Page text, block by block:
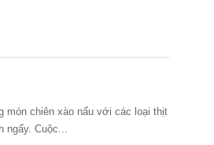
món chiên xào nấu với các loại thịt
Cuộc...